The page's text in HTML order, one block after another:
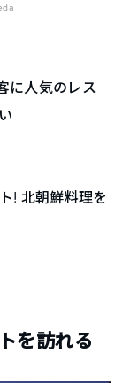
に人気のレス
! 北朝鮮料理を
を訪れる